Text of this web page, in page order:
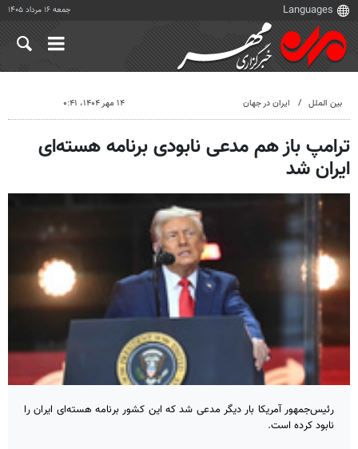
جمعه ۱۶ مرداد ۱۴۰۵
بین الملل ایران در جهان ۱۴ مهر ۱۴۰۴، ۰:۴۱
ترامپ باز هم مدعی نابودی برنامه هسته‌ای
ایران شد
رئیس‌جمهور آمریکا بار دیگر مدعی شد که این کشور برنامه هسته‌ای ایران را
نابود کرده است.